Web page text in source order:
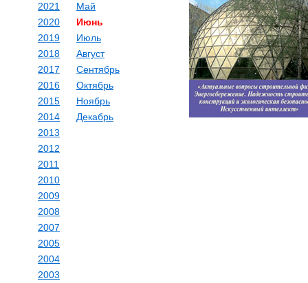
Май
Июнь
Июль
Август
Сентябрь
Октябрь
Ноябрь
Декабрь
2021
2020
2019
2018
2017
2016
2015
2014
2013
2012
2011
2010
2009
2008
2007
2005
2004
2003